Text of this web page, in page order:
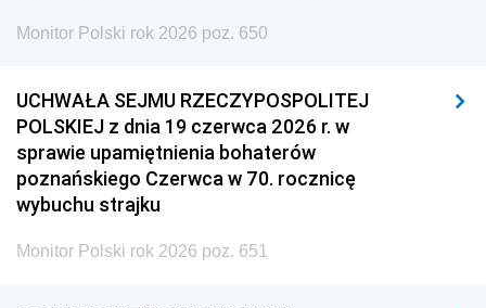
Monitor Polski rok 2026 poz. 650
UCHWAŁA SEJMU RZECZYPOSPOLITEJ
POLSKIEJ z dnia 19 czerwca 2026 r. w
sprawie upamiętnienia bohaterów
poznańskiego Czerwca w 70. rocznicę
wybuchu strajku
Monitor Polski rok 2026 poz. 651